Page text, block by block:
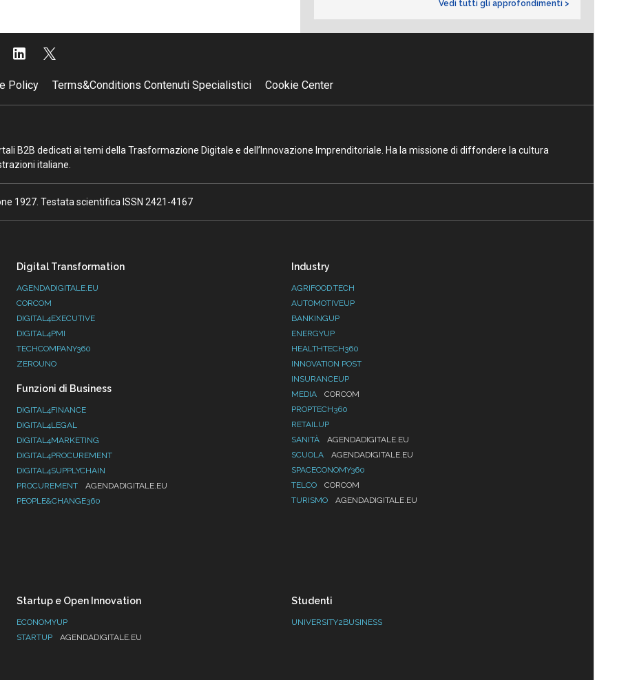
Vedi tutti gli approfondimenti >
Policy Terms&Conditions Contenuti Specialistici Cookie Center
B2B dedicati ai temi della Trasformazione Digitale e dell’Innovazione Imprenditoriale. Ha la missione di diffondere la cultura
italiane.
1927. Testata scientifica ISSN 2421-4167
Digital Transformation
AGENDADIGITALE.EU
CORCOM
DIGITAL4EXECUTIVE
DIGITAL4PMI
TECHCOMPANY360
ZEROUNO
Funzioni di Business
DIGITAL4FINANCE
DIGITAL4LEGAL
DIGITAL4MARKETING
DIGITAL4PROCUREMENT
DIGITAL4SUPPLYCHAIN
PROCUREMENT
AGENDADIGITALE.EU
PEOPLE&CHANGE360
Industry
AGRIFOOD.TECH
AUTOMOTIVEUP
BANKINGUP
ENERGYUP
HEALTHTECH360
INNOVATION POST
INSURANCEUP
MEDIA
CORCOM
PROPTECH360
RETAILUP
SANITÀ
AGENDADIGITALE.EU
SCUOLA
AGENDADIGITALE.EU
SPACECONOMY360
TELCO
CORCOM
TURISMO
AGENDADIGITALE.EU
Startup e Open Innovation
ECONOMYUP
STARTUP
AGENDADIGITALE.EU
Studenti
UNIVERSITY2BUSINESS